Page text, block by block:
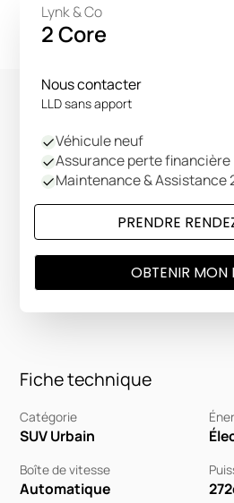
Fiche technique
Catégorie
SUV Urbain
Boîte de vitesse
Automatique 272
Lynk & Co
2 Core
Nous contacter
LLD sans apport
Véhicule neuf
Assurance perte financière
Maintenance & Assistance
PRENDRE
OBTENIR MON